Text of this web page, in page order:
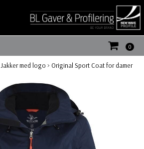
0
Jakker med logo > Original Sport Coat for damer